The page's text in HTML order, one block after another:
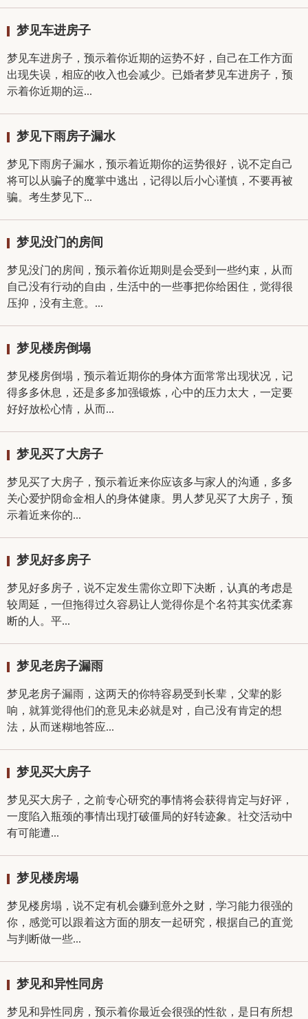
梦见车进房子
梦见车进房子，预示着你近期的运势不好，自己在工作方面
出现失误，相应的收入也会减少。已婚者梦见车进房子，预
示着你近期的运...
梦见下雨房子漏水
梦见下雨房子漏水，预示着近期你的运势很好，说不定自己
将可以从骗子的魔掌中逃出，记得以后小心谨慎，不要再被
骗。考生梦见下...
梦见没门的房间
梦见没门的房间，预示着你近期则是会受到一些约束，从而
自己没有行动的自由，生活中的一些事把你给困住，觉得很
压抑，没有主意。...
梦见楼房倒塌
梦见楼房倒塌，预示着近期你的身体方面常常出现状况，记
得多多休息，还是多多加强锻炼，心中的压力太大，一定要
好好放松心情，从而...
梦见买了大房子
梦见买了大房子，预示着近来你应该多与家人的沟通，多多
关心爱护阴命金相人的身体健康。男人梦见买了大房子，预
示着近来你的...
梦见好多房子
梦见好多房子，说不定发生需你立即下决断，认真的考虑是
较周延，一但拖得过久容易让人觉得你是个名符其实优柔寡
断的人。平...
梦见老房子漏雨
梦见老房子漏雨，这两天的你特容易受到长辈，父辈的影
响，就算觉得他们的意见未必就是对，自己没有肯定的想
法，从而迷糊地答应...
梦见买大房子
梦见买大房子，之前专心研究的事情将会获得肯定与好评，
一度陷入瓶颈的事情出现打破僵局的好转迹象。社交活动中
有可能遭...
梦见楼房塌
梦见楼房塌，说不定有机会赚到意外之财，学习能力很强的
你，感觉可以跟着这方面的朋友一起研究，根据自己的直觉
与判断做一些...
梦见和异性同房
梦见和异性同房，预示着你最近会很强的性欲，是日有所想